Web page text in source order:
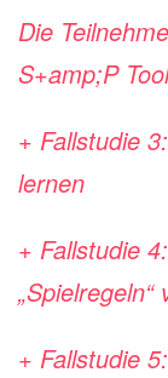
Die
S+amp;P
+ Fallstudie
lernen
+ Fallstudie
„Spielregeln“
+ Fallstudie